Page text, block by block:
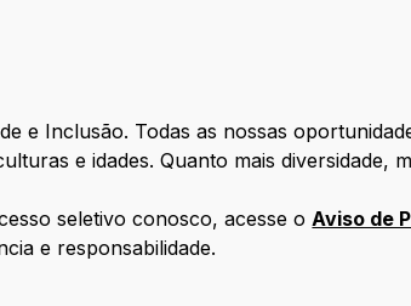
e Inclusão. Todas as nossas
e idades. Quanto mais diversidade,
seletivo conosco, acesse o Aviso de
e responsabilidade.